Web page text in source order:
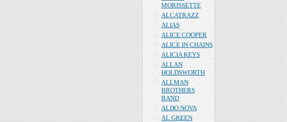
MORISSETTE
ALCATRAZZ
ALIAS
ALICE COOPER
ALICE IN CHAINS
ALICIA KEYS
ALLAN
HOLDSWORTH
ALLMAN
BROTHERS
BAND
ALDO NOVA
AL GREEN